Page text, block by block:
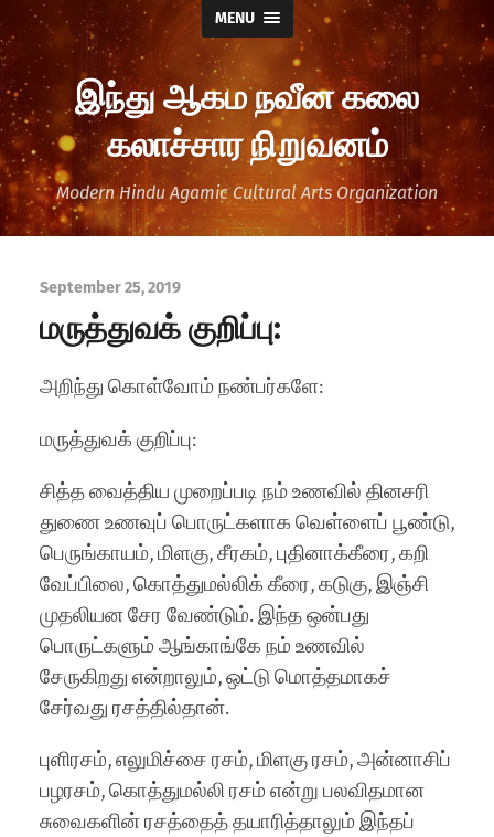
MENU
இந்து ஆகம நவீன கலை
கலாச்சார நிறுவனம்
Modern Hindu Agamic Cultural Arts Organization
September 25, 2019
மருத்துவக் குறிப்பு:
அறிந்து கொள்வோம் நண்பர்களே:
மருத்துவக் குறிப்பு:
சித்த வைத்திய முறைப்படி நம் உணவில் தினசரி
துணை உணவுப் பொருட்களாக வெள்ளைப் பூண்டு,
பெருங்காயம், மிளகு, சீரகம், புதினாக்கீரை, கறி
வேப்பிலை, கொத்துமல்லிக் கீரை, கடுகு, இஞ்சி
முதலியன சேர வேண்டும். இந்த ஒன்பது
பொருட்களும் ஆங்காங்கே நம் உணவில்
சேருகிறது என்றாலும், ஒட்டு மொத்தமாகச்
சேர்வது ரசத்தில்தான்.
புளிரசம், எலுமிச்சை ரசம், மிளகு ரசம், அன்னாசிப்
பழரசம், கொத்துமல்லி ரசம் என்று பலவிதமான
சுவைகளின் ரசத்தைத் தயாரித்தாலும் இந்தப்